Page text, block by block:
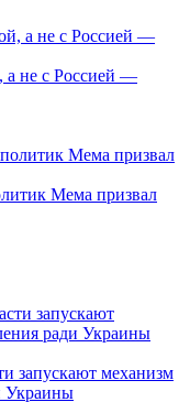
а не с Россией —
Мема призвал
запускают механизм
Украины